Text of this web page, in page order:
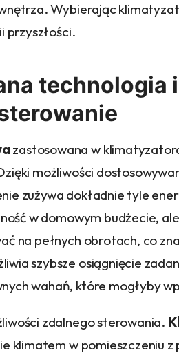
Wybierając
przyszłości.
technologia
zastosowana w
możliwości
zużywa dokładnie tyle
w domowym budżecie,
na pełnych obrotach, co
szybsze osiągnięcie
wahań, które mogłyby
zdalnego sterowania.
klimatem w pomieszczeniu